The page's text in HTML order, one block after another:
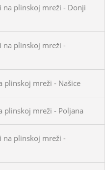
plinskoj mreži - Donji
na plinskoj mreži -
plinskoj mreži - Našice
plinskoj mreži - Poljana
na plinskoj mreži -